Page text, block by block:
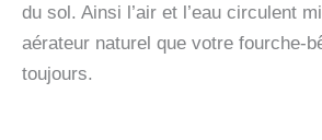
du sol. Ainsi l’air et l’eau circulent
aérateur naturel que votre fourche-
toujours.